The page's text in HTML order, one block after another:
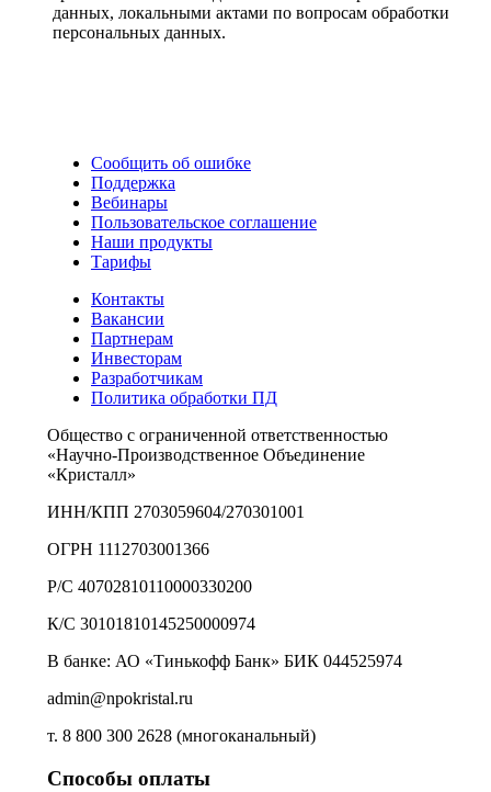
данных, локальными актами по вопросам обработки
персональных данных.
Сообщить об ошибке
Поддержка
Вебинары
Пользовательское соглашение
Наши продукты
Тарифы
Контакты
Вакансии
Партнерам
Инвесторам
Разработчикам
Политика обработки ПД
Общество с ограниченной ответственностью
«Научно-Производственное Объединение
«Кристалл»
ИНН/КПП 2703059604/270301001
ОГРН 1112703001366
Р/С 40702810110000330200
К/С 30101810145250000974
В банке: АО «Тинькофф Банк» БИК 044525974
admin@npokristal.ru
т. 8 800 300 2628 (многоканальный)
Способы оплаты